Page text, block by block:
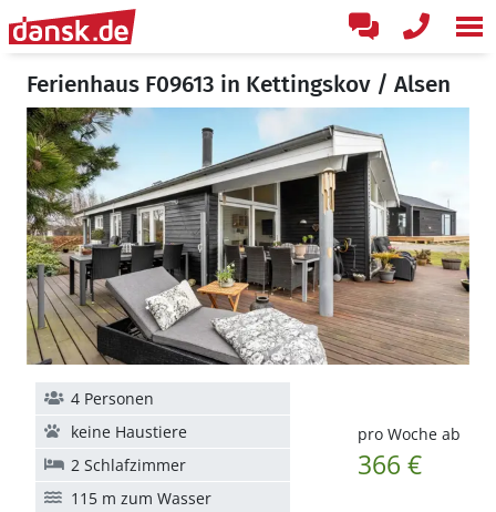
Ferienhaus F09613 in Kettingskov / Alsen
pro Woche ab
366 €
4 Personen
keine Haustiere
2 Schlafzimmer
115 m zum Wasser